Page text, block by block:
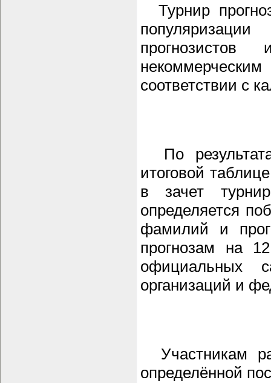
Турнир
соответствии с
По
итоговой
в зачет
определяется
фамилий и
прогнозам на
официальных
организаций и
Участникам
определённой